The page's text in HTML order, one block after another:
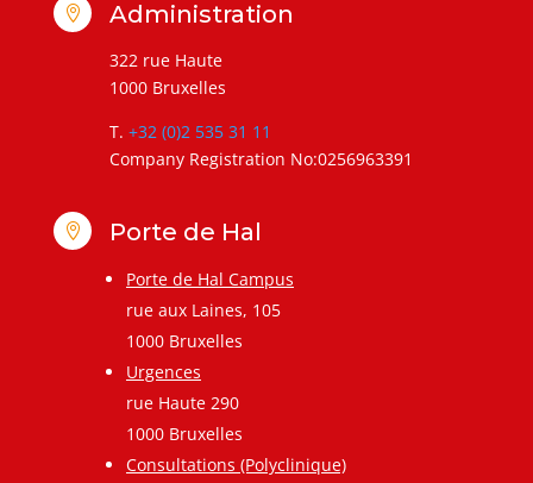
 Administration
322 rue Haute
1000 Bruxelles
T. +32 (0)2 535 31 11
Company Registration No:0256963391
 Porte de Hal
Porte de Hal Campus
rue aux Laines, 105
1000 Bruxelles
Urgences
rue Haute 290
1000 Bruxelles
Consultations (Polyclinique)